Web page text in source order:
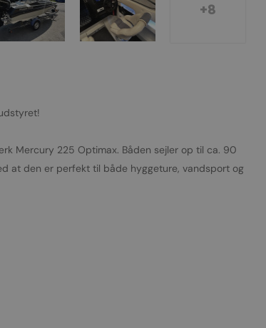
+8
Mercury 225 Optimax. Båden sejler op til ca. 90
at den er perfekt til både hyggeture, vandsport og